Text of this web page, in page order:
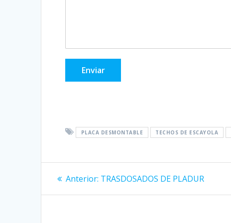
Enviar
PLACA DESMONTABLE TECHOS DE ESCAYOLA
Navegación
de
Anterior: Entrada
TRASDOSADOS DE PLADUR